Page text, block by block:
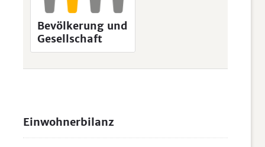
Einwohnerbilanz
Bevölkerung und
Gesellschaft